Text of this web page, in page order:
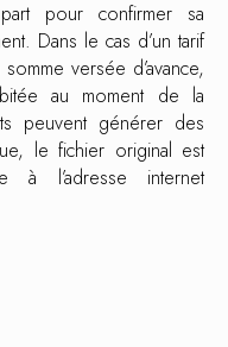
part pour confirmer sa
Dans le cas d’un tarif
versée d’avance,
au moment de la
peuvent générer des
le fichier original est
l’adresse internet